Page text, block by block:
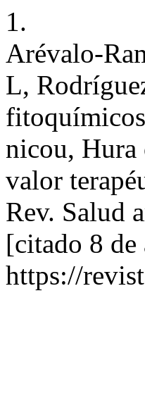
1.
Arévalo-
L,
nicou, Hura
valor
Rev. Salud
[citado 8
https://